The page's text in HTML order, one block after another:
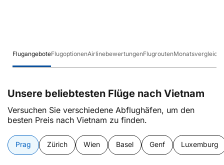
FlugangeboteFlugoptionenAirlinebewertungenFlugroutenMonatsvergleich
Unsere beliebtesten Flüge nach Vietnam
Versuchen Sie verschiedene Abflughäfen, um den
besten Preis nach Vietnam zu finden.
Prag Zürich Wien Basel Genf Luxemburg